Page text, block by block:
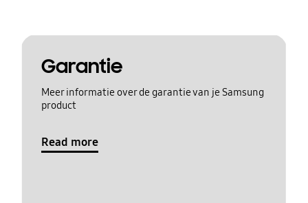
Garantie
Meer informatie over de garantie van je Samsung
product
Read more